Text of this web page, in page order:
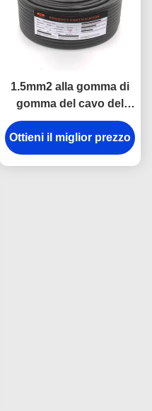
1.5mm2 alla gomma di
gomma del cavo del
nero di 400mm2 H05RN-
F ha inguainato
Ottieni il miglior prezzo